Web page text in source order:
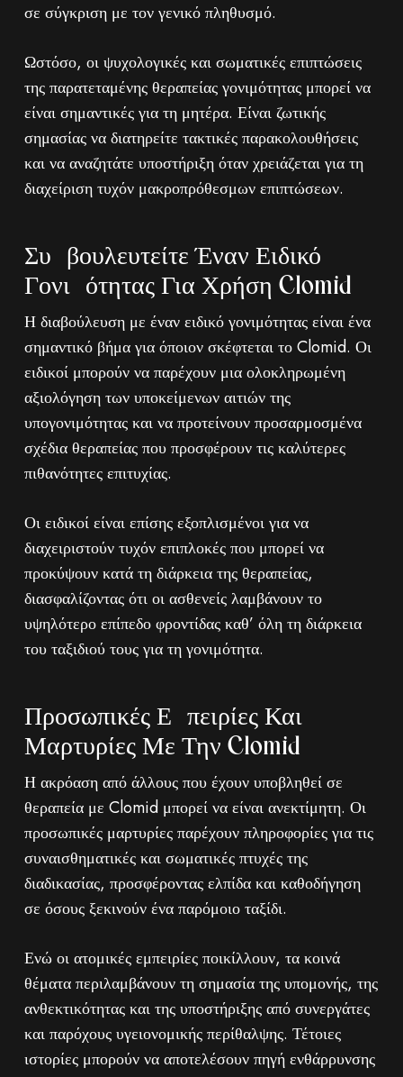
σε σύγκριση με τον γενικό πληθυσμό.
Ωστόσο, οι ψυχολογικές και σωματικές επιπτώσεις
της παρατεταμένης θεραπείας γονιμότητας μπορεί να
είναι σημαντικές για τη μητέρα. Είναι ζωτικής
σημασίας να διατηρείτε τακτικές παρακολουθήσεις
και να αναζητάτε υποστήριξη όταν χρειάζεται για τη
διαχείριση τυχόν μακροπρόθεσμων επιπτώσεων.
Συμβουλευτείτε Έναν Ειδικό
Γονιμότητας Για Χρήση Clomid
Η διαβούλευση με έναν ειδικό γονιμότητας είναι ένα
σημαντικό βήμα για όποιον σκέφτεται το Clomid. Οι
ειδικοί μπορούν να παρέχουν μια ολοκληρωμένη
αξιολόγηση των υποκείμενων αιτιών της
υπογονιμότητας και να προτείνουν προσαρμοσμένα
σχέδια θεραπείας που προσφέρουν τις καλύτερες
πιθανότητες επιτυχίας.
Οι ειδικοί είναι επίσης εξοπλισμένοι για να
διαχειριστούν τυχόν επιπλοκές που μπορεί να
προκύψουν κατά τη διάρκεια της θεραπείας,
διασφαλίζοντας ότι οι ασθενείς λαμβάνουν το
υψηλότερο επίπεδο φροντίδας καθ’ όλη τη διάρκεια
του ταξιδιού τους για τη γονιμότητα.
Προσωπικές Εμπειρίες Και
Μαρτυρίες Με Την Clomid
Η ακρόαση από άλλους που έχουν υποβληθεί σε
θεραπεία με Clomid μπορεί να είναι ανεκτίμητη. Οι
προσωπικές μαρτυρίες παρέχουν πληροφορίες για τις
συναισθηματικές και σωματικές πτυχές της
διαδικασίας, προσφέροντας ελπίδα και καθοδήγηση
σε όσους ξεκινούν ένα παρόμοιο ταξίδι.
Ενώ οι ατομικές εμπειρίες ποικίλλουν, τα κοινά
θέματα περιλαμβάνουν τη σημασία της υπομονής, της
ανθεκτικότητας και της υποστήριξης από συνεργάτες
και παρόχους υγειονομικής περίθαλψης. Τέτοιες
ιστορίες μπορούν να αποτελέσουν πηγή ενθάρρυνσης